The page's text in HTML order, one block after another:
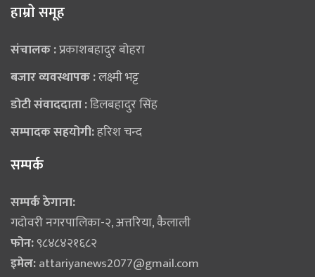
हाम्राे समूह
संचालक :प्रकाशबहादुर बोहरा
बजार व्यवस्थापक :लक्ष्मी भट्ट
डोटी संवाददाता :डिलबहादुर सिंह
सम्पादक सहयोगी:हरिश चन्द
सम्पर्क
सम्पर्क ठेगाना:
गदोवरी नगरपालिका-२, अत्तरिया, कैलाली
फोन:९८४८४२१६८२
इमेल:attariyanews2077@gmail.com